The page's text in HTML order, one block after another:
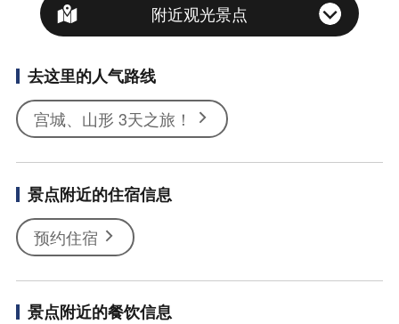
附近观光景点
去这里的人气路线
宫城、山形 3天之旅！
景点附近的住宿信息
预约住宿
景点附近的餐饮信息